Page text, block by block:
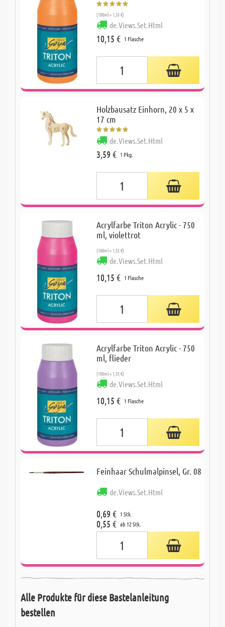
(100ml = 1,35 €)
de.Views.Set.Html
10,15 € 1 Flasche
Holzbausatz Einhorn, 20 x 5 x
17 cm
de.Views.Set.Html
3,59 € 1 Pkg.
Acrylfarbe Triton Acrylic - 750
ml, violettrot
(100ml = 1,35 €)
de.Views.Set.Html
10,15 € 1 Flasche
Acrylfarbe Triton Acrylic - 750
ml, flieder
(100ml = 1,35 €)
de.Views.Set.Html
10,15 € 1 Flasche
Feinhaar Schulmalpinsel, Gr. 08
de.Views.Set.Html
0,69 € 1 Stk.
0,55 € ab 12 Stk.
Alle Produkte für diese Bastelanleitung
bestellen